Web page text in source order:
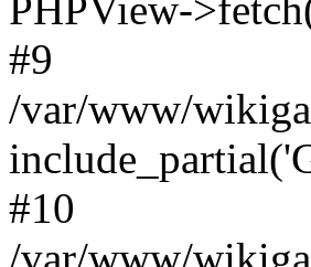
#9
/var/www/
#10
/var/www/